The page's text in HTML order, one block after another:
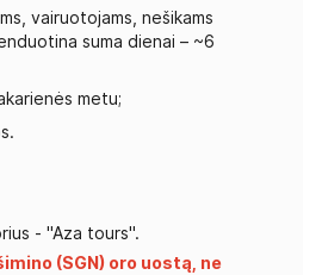
vairuotojams, nešikams
suma dienai – ~6
metu;
- "Aza tours".
(SGN) oro uostą, ne